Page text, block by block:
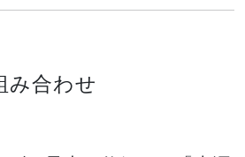
み合わせ